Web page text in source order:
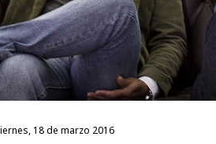
viernes, 18 de marzo 2016